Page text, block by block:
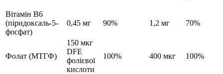
Вітамін B6
(піридоксаль-5-
фосфат)
0,45 мг 90% 1,2 мг 70%
Фолат (МТГФ)
150 мкг
DFE
фолієвої
кислоти
100% 400 мкг 100%